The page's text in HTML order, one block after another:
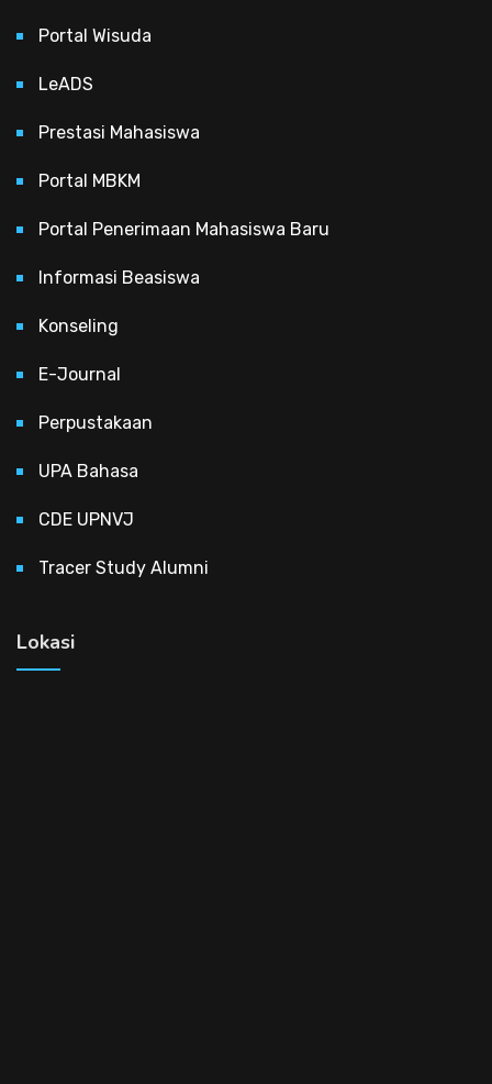
Portal Wisuda
LeADS
Prestasi Mahasiswa
Portal MBKM
Portal Penerimaan Mahasiswa Baru
Informasi Beasiswa
Konseling
E-Journal
Perpustakaan
UPA Bahasa
CDE UPNVJ
Tracer Study Alumni
Lokasi